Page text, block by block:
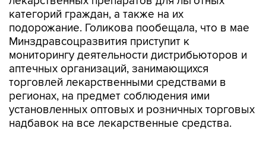
категорий граждан, а также на их
подорожание. Голикова пообещала, что в мае
Минздравсоцразвития приступит к
мониторингу деятельности дистрибьюторов и
аптечных организаций, занимающихся
торговлей лекарственными средствами в
регионах, на предмет соблюдения ими
установленных оптовых и розничных торговых
надбавок на все лекарственные средства.